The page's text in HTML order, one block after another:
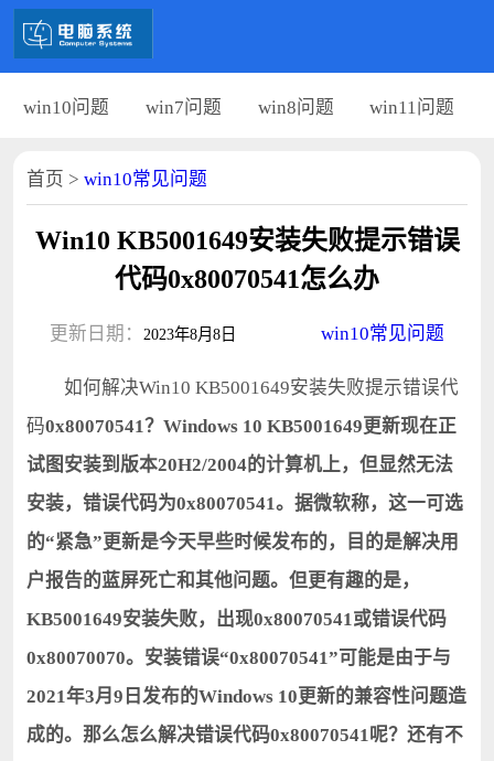
win10问题 win7问题 win8问题 win11问题
首页 > win10常见问题
Win10 KB5001649安装失败提示错误
代码0x80070541怎么办
更新日期： 2023年8月8日 win10常见问题
如何解决Win10 KB5001649安装失败提示错误代
码0x80070541？ Windows 10 KB5001649更新现在正
试图安装到版本20H2/2004的计算机上，但显然无法
安装，错误代码为0x80070541。据微软称，这一可选
的“紧急”更新是今天早些时候发布的，目的是解决用
户报告的蓝屏死亡和其他问题。但更有趣的是，
KB5001649安装失败，出现0x80070541或错误代码
0x80070070。安装错误“0x80070541”可能是由于与
2021年3月9日发布的Windows 10更新的兼容性问题造
成的。那么怎么解决错误代码0x80070541呢？还有不